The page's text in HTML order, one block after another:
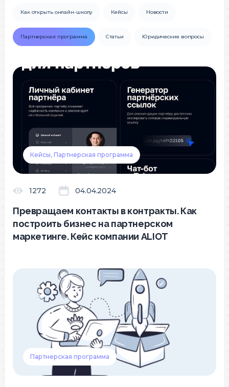
Как открыть онлайн-школу Кейсы Новости
Партнерская программа Статьи Юридические вопросы
Кейсы, Партнерская программа
1272 04.04.2024
Превращаем контакты в контракты. Как
построить бизнес на партнерском
маркетинге. Кейс компании ALIOT
Партнерская программа